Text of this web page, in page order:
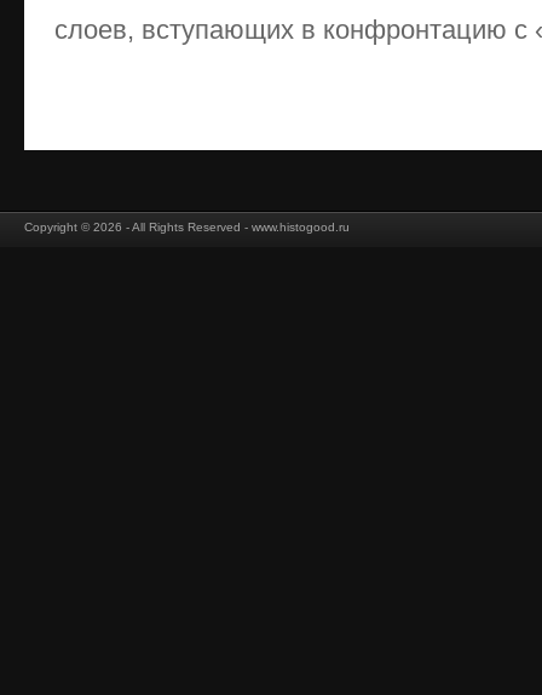
слоев, вступающих в конфронтацию
Copyright © 2026 - All Rights Reserved - www.histogood.ru